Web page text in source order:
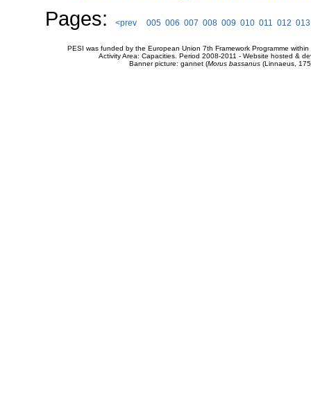
Pages:
<prev 005 006 007 008 009 010 011 012 013
PESI was funded by the European Union 7th Framework Programme
Activity Area: Capacities. Period 2008-2011 - Website hosted &
Banner picture: gannet (Morus bassanus(Linnaeus,